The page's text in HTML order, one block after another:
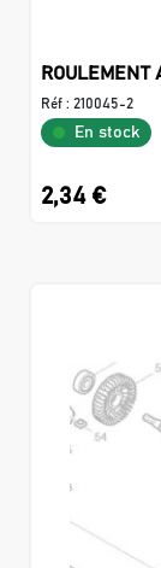
ROULEMENT
Réf : 210045-2
En stock
2,34 €